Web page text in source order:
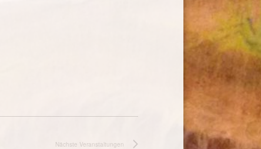
Nächste Veranstaltungen